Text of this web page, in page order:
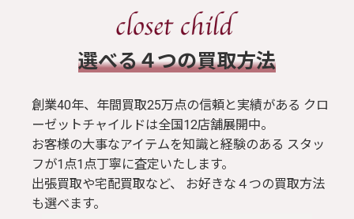
​選べる４つの買取方法
創業40年、年間買取25万点の信頼と実績がある クロ
ーゼットチャイルドは全国12店舗展開中。
お客様の大事なアイテムを知識と経験のある スタッ
フが1点1点丁寧に査定いたします。
出張買取や宅配買取など、 お好きな４つの買取方法
も選べます。